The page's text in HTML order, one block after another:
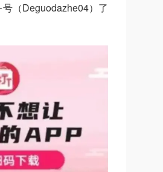
号（Deguodazhe04）了